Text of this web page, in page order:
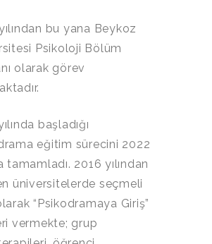
bu yana Beykoz
Psikoloji Bölüm
olarak görev
başladığı
eğitim sürecini 2022
tamamladı. 2016 yılından
üniversitelerde seçmeli
“Psikodramaya Giriş”
vermekte; grup